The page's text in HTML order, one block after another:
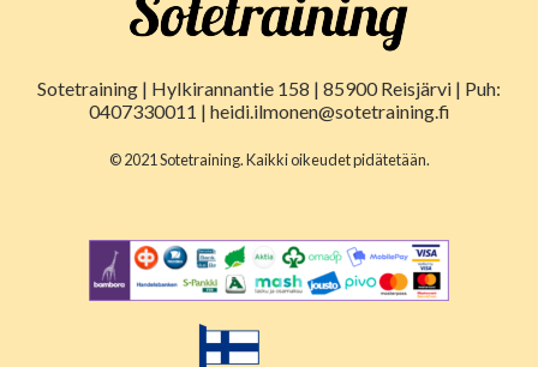
Sotetraining | Hylkirannantie 158 | 85900 Reisjärvi | Puh:
0407330011 | heidi.ilmonen@sotetraining.fi
© 2021 Sotetraining. Kaikki oikeudet pidätetään.